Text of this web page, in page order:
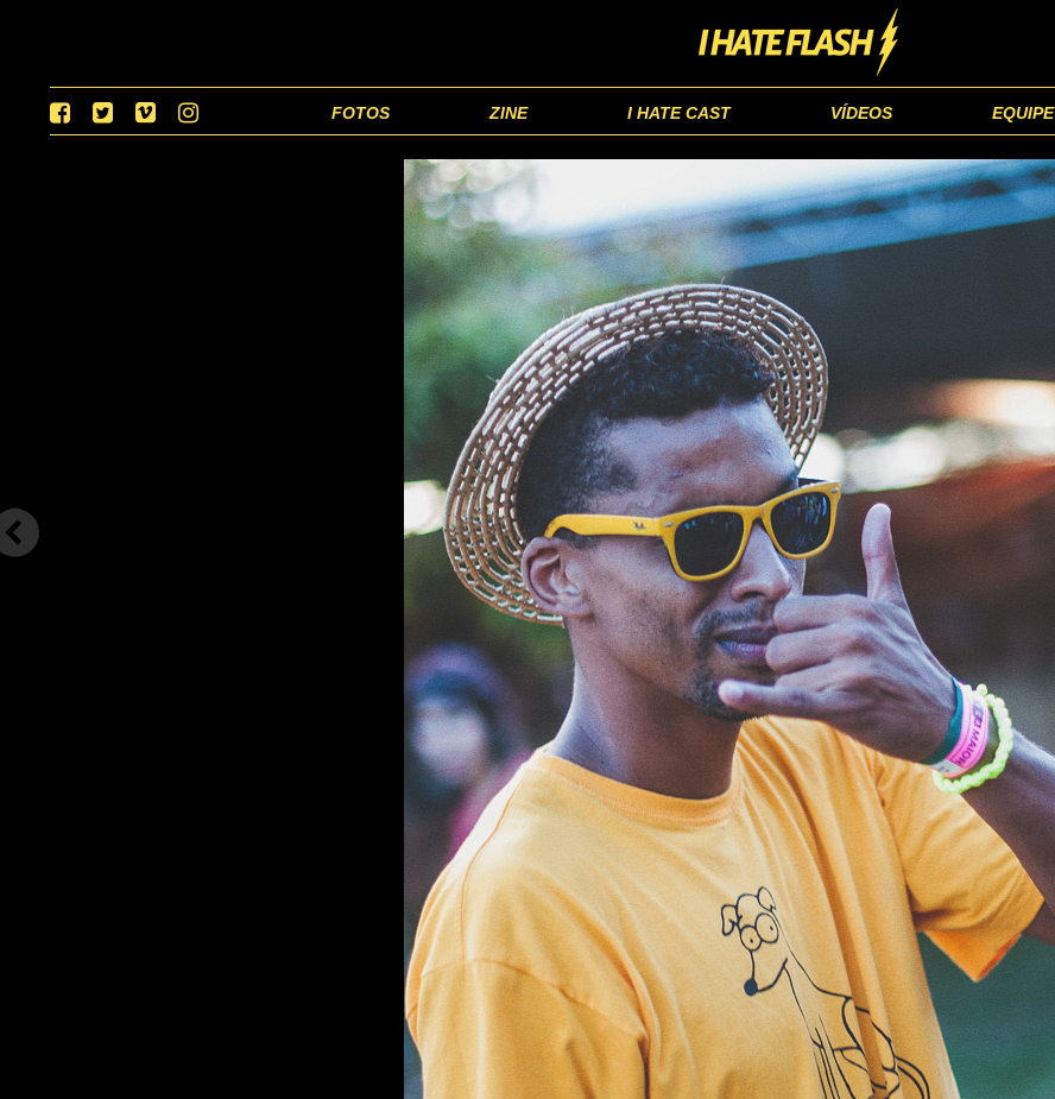
FOTOS ZINE I HATE CAST VÍDEOS EQUIPE